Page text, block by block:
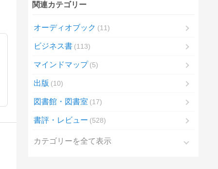
関連カテゴリー
オーディオブック 11
ビジネス書 113
マインドマップ 5
出版 10
図書館・図書室 17
書評・レビュー 528
カテゴリーを全て表示